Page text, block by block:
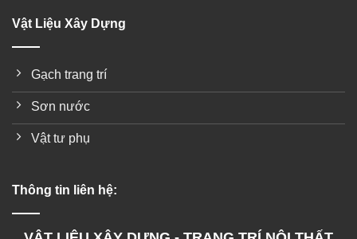
Vật Liệu Xây Dựng
Gạch trang trí
Sơn nước
Vật tư phụ
Thông tin liên hệ: